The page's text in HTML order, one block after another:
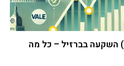
מדד בובספה (Bovespa) השקעה בברזיל – כל מה